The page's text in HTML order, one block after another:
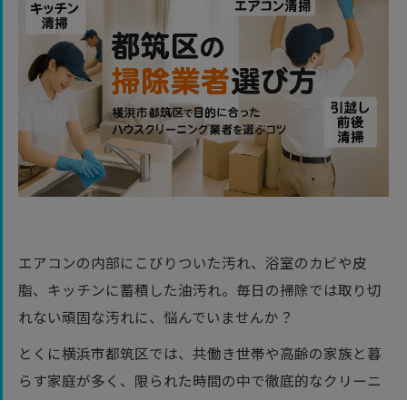
エアコンの内部にこびりついた汚れ、浴室のカビや皮
脂、キッチンに蓄積した油汚れ。毎日の掃除では取り切
れない頑固な汚れに、悩んでいませんか？
とくに横浜市都筑区では、共働き世帯や高齢の家族と暮
らす家庭が多く、限られた時間の中で徹底的なクリーニ